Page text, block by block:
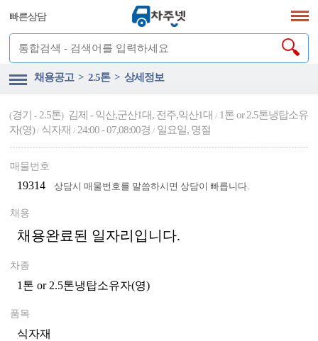
빠른상담
채용공고 > 2.5톤 > 상세정보
(경기 -2.5톤) 김제 - 익산,군산1대, 전주,익산1대/ 1톤 or 2.5톤냉탑소유
자(영)/ 식자재/ 24:00 - 07,08:00경/ 일요일, 명절
매물번호
19314 상담시 매물번호를 말씀하시면 상담이 빠릅니다.
채용
채용완료된 일자리입니다.
차종
1톤 or 2.5톤냉탑소유자(영)
품목
식자재